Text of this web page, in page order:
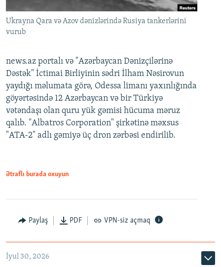
Ukrayna Qara və Azov dənizlərində Rusiya tankerlərini
vurub
news.az portalı və "Azərbaycan Dənizçilərinə
Dəstək" İctimai Birliyinin sədri İlham Nəsirovun
yaydığı məlumata görə, Odessa limanı yaxınlığında
göyərtəsində 12 Azərbaycan və bir Türkiyə
vətəndaşı olan quru yük gəmisi hücuma məruz
qalıb. "Albatros Corporation" şirkətinə məxsus
"ATA-2" adlı gəmiyə üç dron zərbəsi endirilib.
Ətraflı burada oxuyun
Paylaş PDF VPN-siz açmaq
İyul 30, 2026